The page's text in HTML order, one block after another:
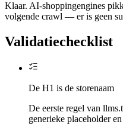
Klaar. AI-shoppingengines
volgende crawl — er is geen
Validatiechecklist
De H1 is de storenaam
De eerste regel van
generieke placeholder